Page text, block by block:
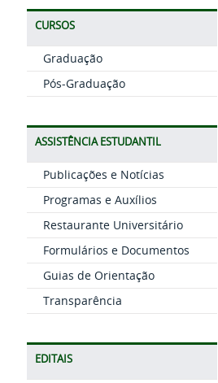
CURSOS
Graduação
Pós-Graduação
ASSISTÊNCIA ESTUDANTIL
Publicações e Notícias
Programas e Auxílios
Restaurante Universitário
Formulários e Documentos
Guias de Orientação
Transparência
EDITAIS